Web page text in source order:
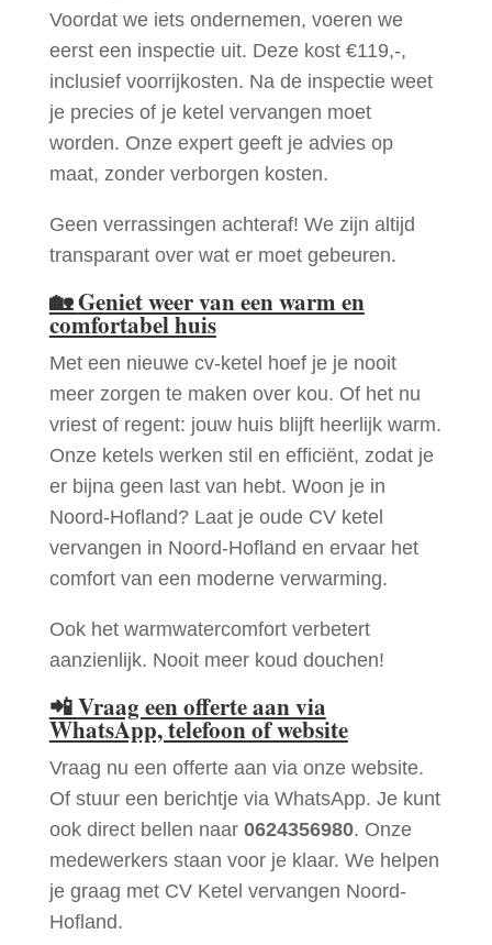
Voordat we iets ondernemen, voeren we
eerst een inspectie uit. Deze kost €119,-,
inclusief voorrijkosten. Na de inspectie weet
je precies of je ketel vervangen moet
worden. Onze expert geeft je advies op
maat, zonder verborgen kosten.
Geen verrassingen achteraf! We zijn altijd
transparant over wat er moet gebeuren.
🏡Geniet weer van een warm en
comfortabel huis
Met een nieuwe cv-ketel hoef je je nooit
meer zorgen te maken over kou. Of het nu
vriest of regent: jouw huis blijft heerlijk warm.
Onze ketels werken stil en efficiënt, zodat je
er bijna geen last van hebt. Woon je in
Noord-Hofland? Laat je oude CV ketel
vervangen in Noord-Hofland en ervaar het
comfort van een moderne verwarming.
Ook het warmwatercomfort verbetert
aanzienlijk. Nooit meer koud douchen!
📲Vraag een offerte aan via
WhatsApp, telefoon of website
Vraag nu een offerte aan via onze website.
Of stuur een berichtje via WhatsApp. Je kunt
ook direct bellen naar 0624356980. Onze
medewerkers staan voor je klaar. We helpen
je graag met CV Ketel vervangen Noord-
Hofland.